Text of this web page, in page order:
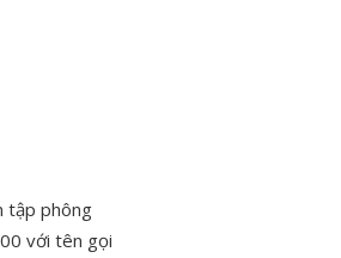
tập phông
với tên gọi